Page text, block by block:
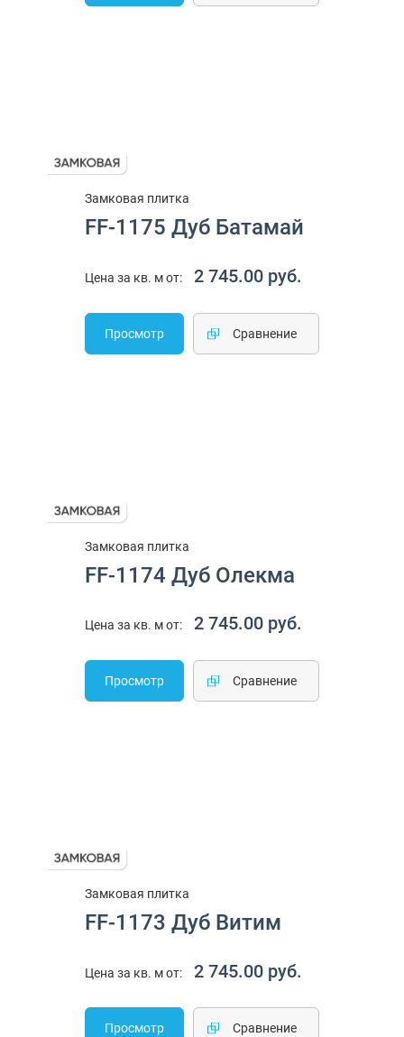
Замковая плитка
FF-1175 Дуб Батамай
Цена за кв. м от: 2 745.00 руб.
Просмотр Cравнение
Замковая плитка
FF-1174 Дуб Олекма
Цена за кв. м от: 2 745.00 руб.
Просмотр Cравнение
Замковая плитка
FF-1173 Дуб Витим
Цена за кв. м от: 2 745.00 руб.
Просмотр Cравнение